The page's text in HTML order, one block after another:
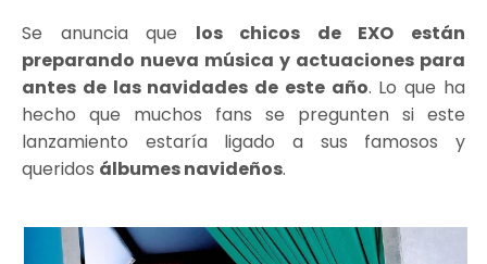
Se anuncia que los chicos de EXO están
preparando nueva música y actuaciones para
antes de las navidades de este año. Lo que ha
hecho que muchos fans se pregunten si este
lanzamiento estaría ligado a sus famosos y
queridos álbumes navideños.